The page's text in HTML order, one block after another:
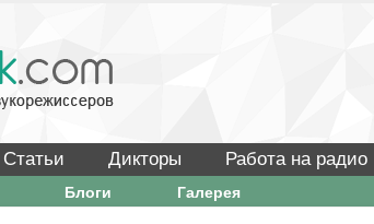
Статьи Дикторы Работа на радио
Блоги Галерея